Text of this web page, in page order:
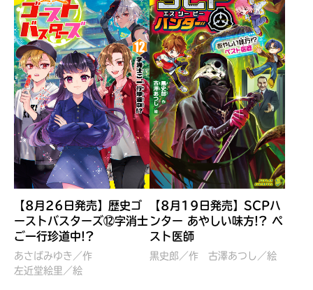
ぼくたちのマインクラフト
冒険記 エンチャント剣
VS暴走モブ
レッツゴー！まいぜんシス
ターズ とつぜん、王様に
【8月26日発売】歴史ゴ
ーストバスターズ⑫字消士
ご一行珍道中!?
あさばみゆき／作
左近堂絵里／絵
【8月19日発売】SCPハ
ンター あやしい味方!? ペ
スト医師
黒史郎／作 古澤あつし／絵